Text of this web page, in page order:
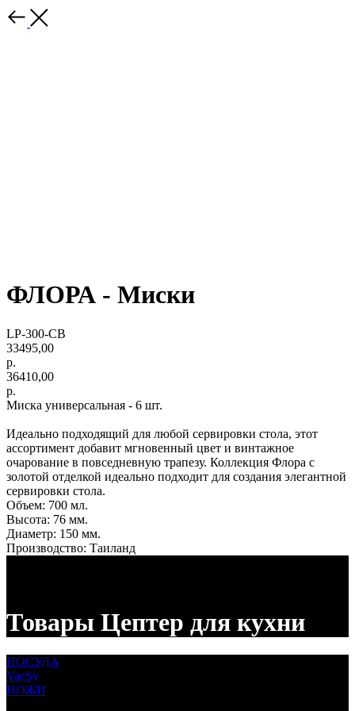
ФЛОРА - Миски
LP-300-СВ
33495,00
р.
36410,00
р.
Миска универсальная - 6 шт.
Идеально подходящий для любой сервировки стола, этот
ассортимент добавит мгновенный цвет и винтажное
очарование в повседневную трапезу. Коллекция Флора с
золотой отделкой идеально подходит для создания элегантной
сервировки стола.
Объем: 700 мл.
Высота: 76 мм.
Диаметр: 150 мм.
Производство: Таиланд
Товары Цептер для кухни
ПОСУДА
VacSy
НОЖИ